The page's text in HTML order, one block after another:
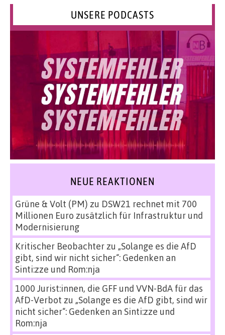
UNSERE PODCASTS
NEUE REAKTIONEN
Grüne & Volt (PM) zu DSW21 rechnet mit 700
Millionen Euro zusätzlich für Infrastruktur und
Modernisierung
Kritischer Beobachterzu „Solange es die AfD
gibt, sind wir nicht sicher“: Gedenken an
Sinti:zze und Rom:nja
1000 Jurist:innen, die GFF und VVN-BdA für das
AfD-Verbot zu „Solange es die AfD gibt, sind wir
nicht sicher“: Gedenken an Sinti:zze und
Rom:nja